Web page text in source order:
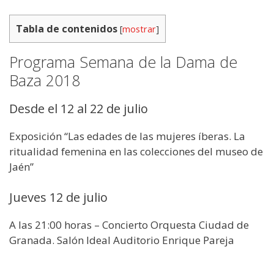
Tabla de contenidos [mostrar]
Programa Semana de la Dama de
Baza 2018
Desde el 12 al 22 de julio
Exposición “Las edades de las mujeres íberas. La
ritualidad femenina en las colecciones del museo de
Jaén”
Jueves 12 de julio
A las 21:00 horas – Concierto Orquesta Ciudad de
Granada. Salón Ideal Auditorio Enrique Pareja